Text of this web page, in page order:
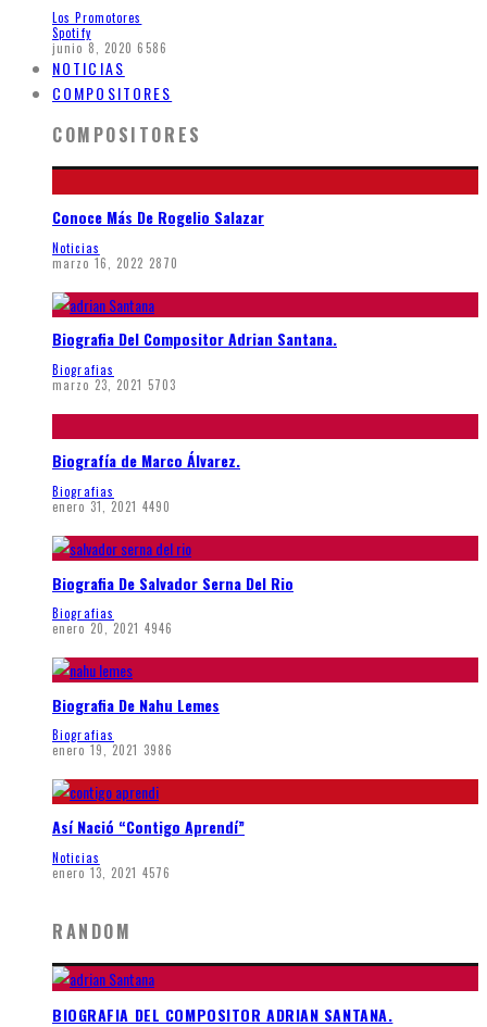
Los Promotores
Spotify
junio 8, 2020 6586
NOTICIAS
COMPOSITORES
COMPOSITORES
Conoce Más De Rogelio Salazar
Noticias
marzo 16, 2022 2870
Biografia Del Compositor Adrian Santana.
Biografias
marzo 23, 2021 5703
Biografía de Marco Álvarez.
Biografias
enero 31, 2021 4490
Biografia De Salvador Serna Del Rio
Biografias
enero 20, 2021 4946
Biografia De Nahu Lemes
Biografias
enero 19, 2021 3986
Así Nació “Contigo Aprendí”
Noticias
enero 13, 2021 4576
RANDOM
BIOGRAFIA DEL COMPOSITOR ADRIAN SANTANA.